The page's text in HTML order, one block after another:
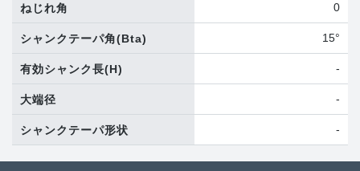
ねじれ角 0
シャンクテーパ角(Bta) 15°
有効シャンク長(H) -
大端径 -
シャンクテーパ形状 -